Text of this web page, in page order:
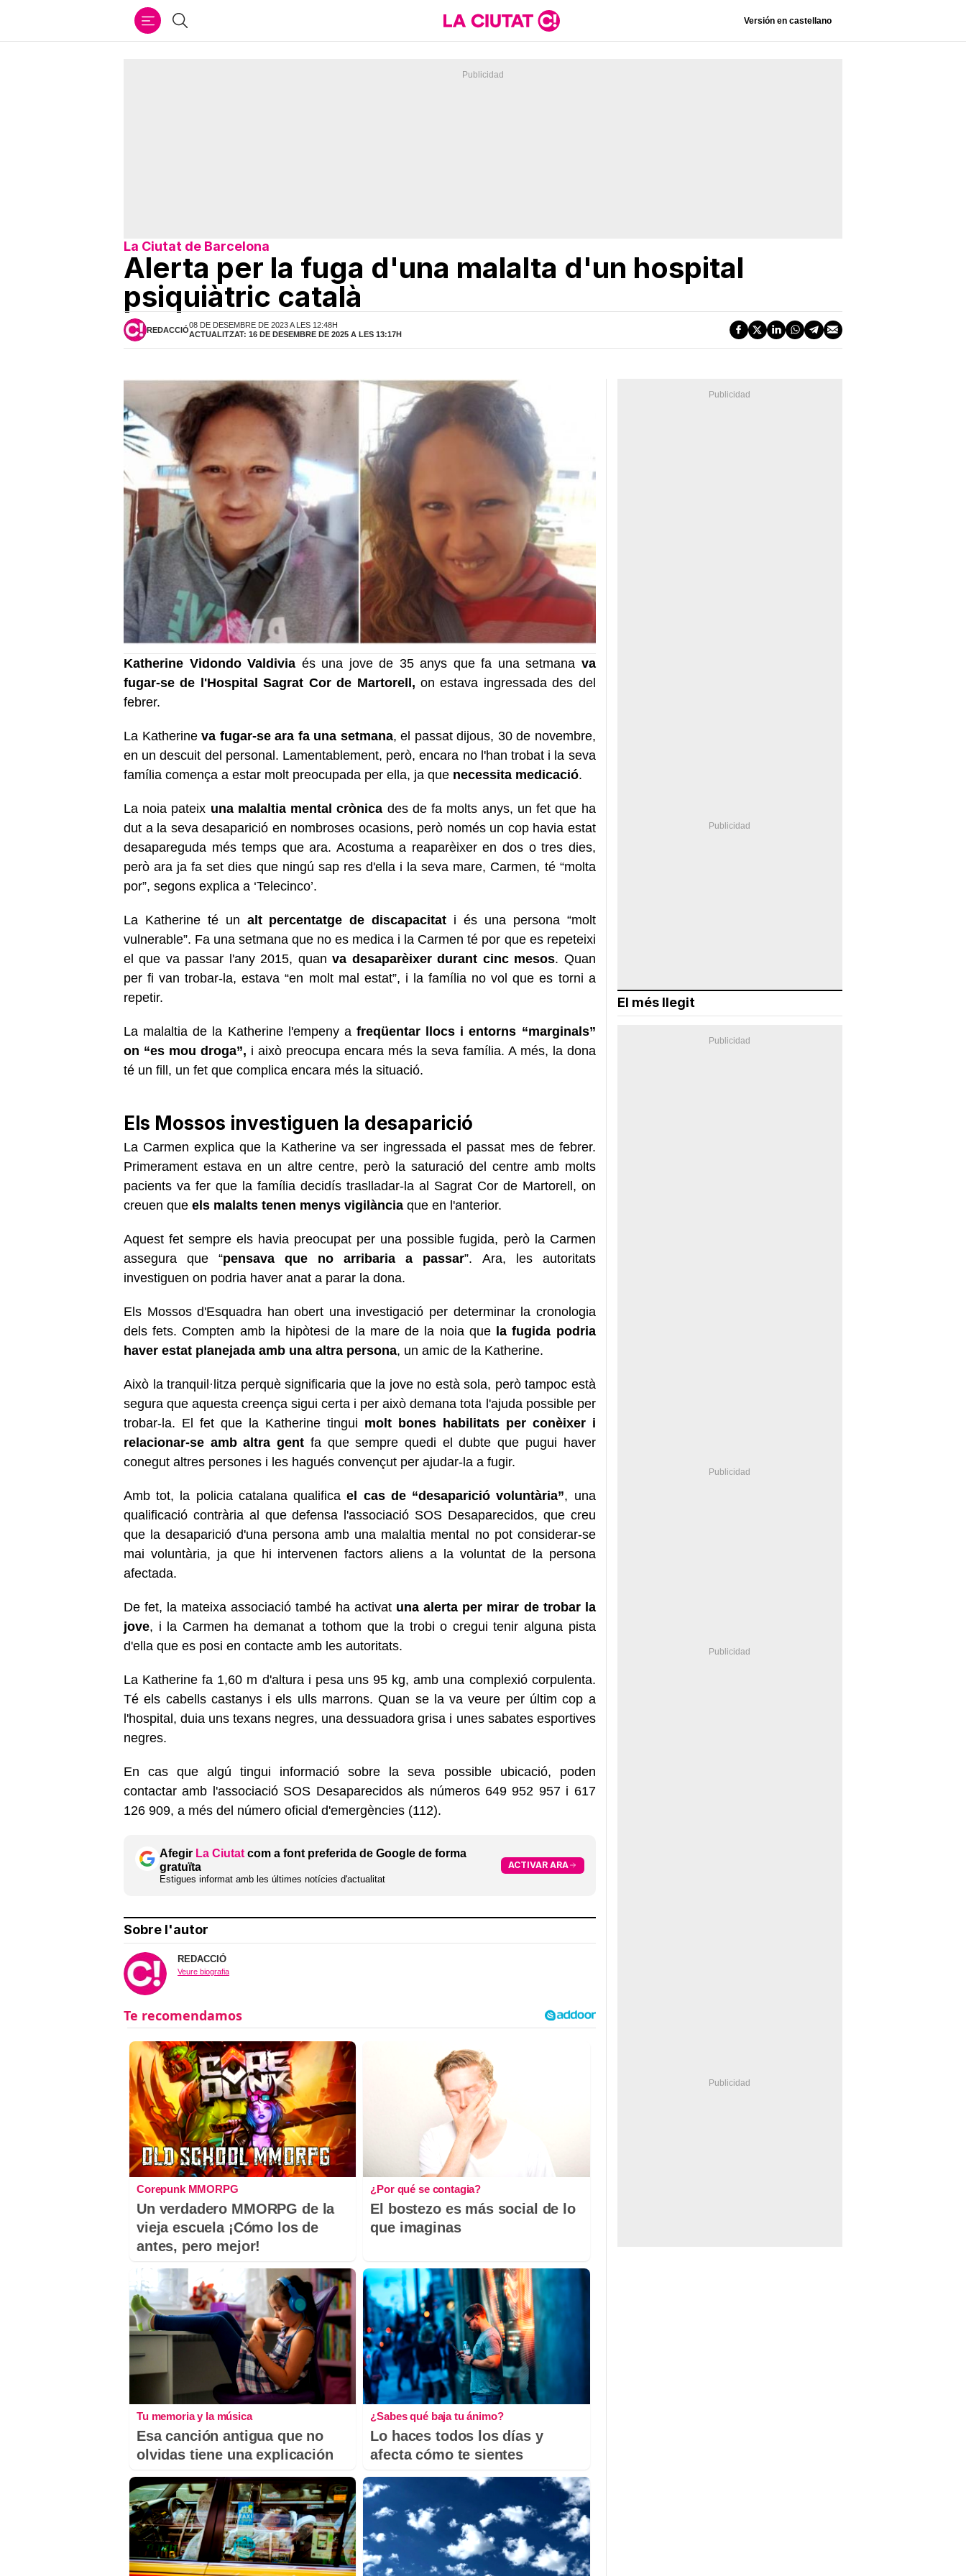
Cercar Versión en castellano
La Ciutat de Barcelona
Alerta per la fuga d'una malalta d'un hospital
psiquiàtric català
REDACCIÓ
08 DE DESEMBRE DE 2023 A LES 12:48H
ACTUALITZAT: 16 DE DESEMBRE DE 2025 A LES 13:17H
Katherine Vidondo Valdivia és una jove de 35 anys que fa una setmana va
fugar-se de l'Hospital Sagrat Cor de Martorell, on estava ingressada des del
febrer.
La Katherineva fugar-se ara fa una setmana, el passat dijous, 30 de novembre,
en un descuit del personal. Lamentablement, però, encara no l'han trobat i la seva
família comença a estar molt preocupada per ella, ja que necessita medicació.
La noia pateix una malaltia mental crònica des de fa molts anys, un fet que ha
dut a la seva desaparició en nombroses ocasions, però només un cop havia estat
desapareguda més temps que ara. Acostuma a reaparèixer en dos o tres dies,
però ara ja fa set dies que ningú sap res d'ella i la seva mare, Carmen, té “molta
por”, segons explica a ‘Telecinco’.
La Katherine té un alt percentatge de discapacitat i és una persona “molt
vulnerable”. Fa una setmana que no es medica i la Carmen té por que es repeteixi
el que va passar l'any 2015, quanva desaparèixer durant cinc mesos. Quan
per fi van trobar-la, estava “en molt mal estat”, i la família no vol que es torni a
repetir.
La malaltia de la Katherine l'empeny afreqüentar llocs i entorns “marginals”
on “es mou droga”, i això preocupa encara més la seva família. A més, la dona
té un fill, un fet que complica encara més la situació.
Els Mossos investiguen la desaparició
La Carmen explica que la Katherine va ser ingressada el passat mes de febrer.
Primerament estava en un altre centre, però la saturació del centre amb molts
pacients va fer que la família decidís traslladar-la al Sagrat Cor de Martorell, on
creuen que els malalts tenen menys vigilància que en l'anterior.
Aquest fet sempre els havia preocupat per una possible fugida, però la Carmen
assegura que “pensava que no arribaria a passar”. Ara, les autoritats
investiguen on podria haver anat a parar la dona.
Els Mossos d'Esquadra han obert una investigació per determinar la cronologia
dels fets. Compten amb la hipòtesi de la mare de la noia que la fugida podria
haver estat planejada amb una altra persona, un amic de la Katherine.
Això la tranquil·litza perquè significaria que la jove no està sola, però tampoc està
segura que aquesta creença sigui certa i per això demana tota l'ajuda possible per
trobar-la. El fet que la Katherine tingui molt bones habilitats per conèixer i
relacionar-se amb altra gent fa que sempre quedi el dubte que pugui haver
conegut altres persones i les hagués convençut per ajudar-la a fugir.
Amb tot, la policia catalana qualificael cas de “desaparició voluntària”, una
qualificació contrària al que defensa l'associació SOS Desaparecidos, que creu
que la desaparició d'una persona amb una malaltia mental no pot considerar-se
mai voluntària, ja que hi intervenen factors aliens a la voluntat de la persona
afectada.
De fet, la mateixa associació també ha activat una alerta per mirar de trobar la
jove, i la Carmen ha demanat a tothom que la trobi o cregui tenir alguna pista
d'ella que es posi en contacte amb les autoritats.
La Katherine fa 1,60 m d'altura i pesa uns 95 kg, amb una complexió corpulenta.
Té els cabells castanys i els ulls marrons. Quan se la va veure per últim cop a
l'hospital, duia uns texans negres, una dessuadora grisa i unes sabates esportives
negres.
En cas que algú tingui informació sobre la seva possible ubicació, poden
contactar amb l'associació SOS Desaparecidos als números 649 952 957 i 617
126 909, a més del número oficial d'emergències (112).
Afegir La Ciutat com a font preferida de Google de forma
gratuïta
Estigues informat amb les últimes notícies d'actualitat
ACTIVAR ARA
Sobre l'autor
REDACCIÓ
Veure biografia
Corepunk MMORPG
Un verdadero MMORPG de la
vieja escuela ¡Cómo los de
antes, pero mejor!
¿Por qué se contagia?
El bostezo es más social de lo
que imaginas
Tu memoria y la música
Esa canción antigua que no
olvidas tiene una explicación
¿Sabes qué baja tu ánimo?
Lo haces todos los días y
afecta cómo te sientes
El més llegit